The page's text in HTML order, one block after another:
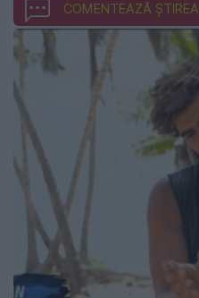
COMENTEAZĂ ȘTIREA